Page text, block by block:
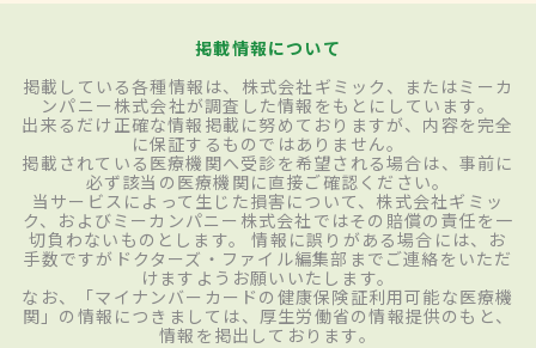
掲載情報について
掲載している各種情報は、株式会社ギミック、またはミーカ
ンパニー株式会社が調査した情報をもとにしています。
出来るだけ正確な情報掲載に努めておりますが、内容を完全
に保証するものではありません。
掲載されている医療機関へ受診を希望される場合は、事前に
必ず該当の医療機関に直接ご確認ください。
当サービスによって生じた損害について、株式会社ギミッ
ク、およびミーカンパニー株式会社ではその賠償の責任を一
切負わないものとします。 情報に誤りがある場合には、お
手数ですがドクターズ・ファイル編集部までご連絡をいただ
けますようお願いいたします。
なお、「マイナンバーカードの健康保険証利用可能な医療機
関」の情報につきましては、厚生労働省の情報提供のもと、
情報を掲出しております。